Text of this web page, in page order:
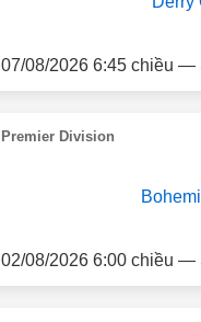
07/08/2026 6:45 chiều —
Premier Division
02/08/2026 6:00 chiều —